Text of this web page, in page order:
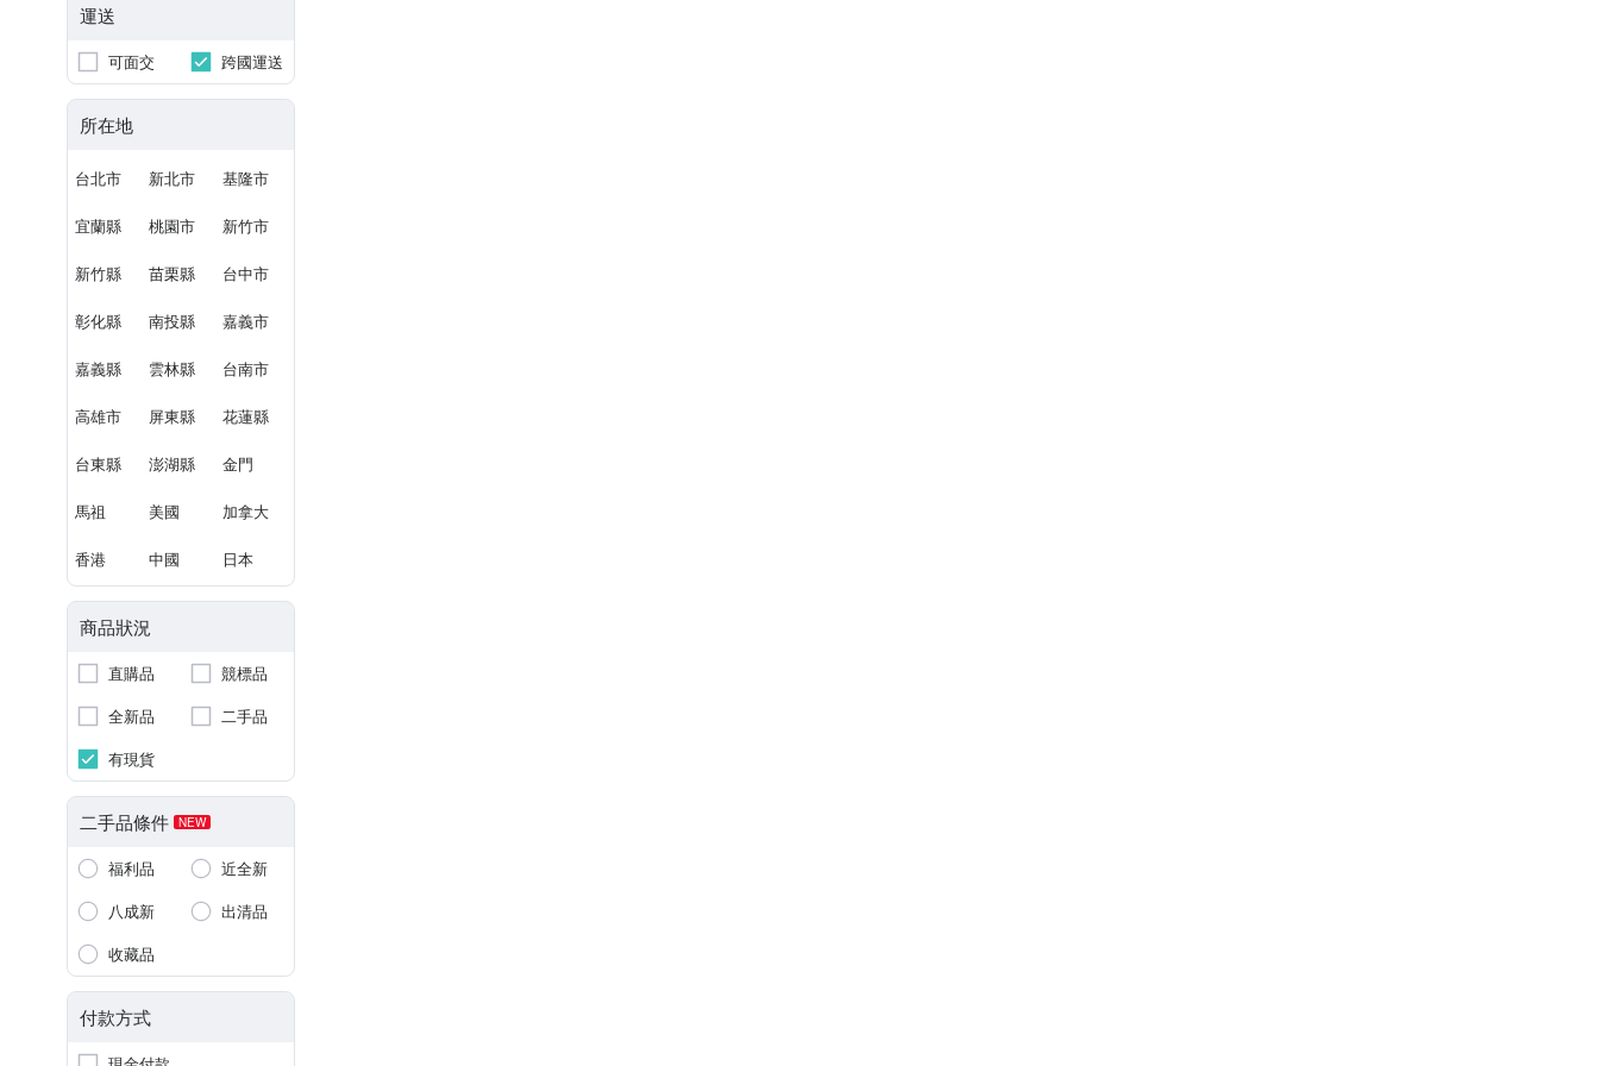
運送
可面交 跨國運送
所在地
台北市 新北市 基隆市
宜蘭縣 桃園市 新竹市
新竹縣 苗栗縣 台中市
彰化縣 南投縣 嘉義市
嘉義縣 雲林縣 台南市
高雄市 屏東縣 花蓮縣
台東縣 澎湖縣 金門
馬祖 美國 加拿大
香港 中國 日本
商品狀況
直購品
競標品
全新品
二手品
有現貨
二手品條件 NEW
福利品
近全新
八成新
出清品
收藏品
付款方式